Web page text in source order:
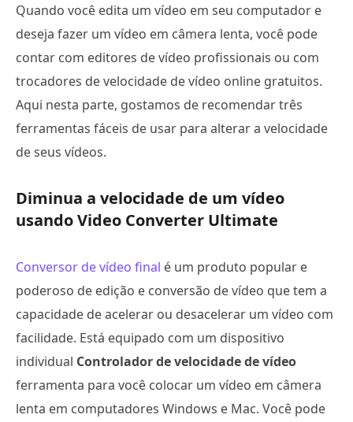
Quando você edita um vídeo em seu computador e
deseja fazer um vídeo em câmera lenta, você pode
contar com editores de vídeo profissionais ou com
trocadores de velocidade de vídeo online gratuitos.
Aqui nesta parte, gostamos de recomendar três
ferramentas fáceis de usar para alterar a velocidade
de seus vídeos.
Diminua a velocidade de um vídeo
usando Video Converter Ultimate
Conversor de vídeo final é um produto popular e
poderoso de edição e conversão de vídeo que tem a
capacidade de acelerar ou desacelerar um vídeo com
facilidade. Está equipado com um dispositivo
individual Controlador de velocidade de vídeo
ferramenta para você colocar um vídeo em câmera
lenta em computadores Windows e Mac. Você pode